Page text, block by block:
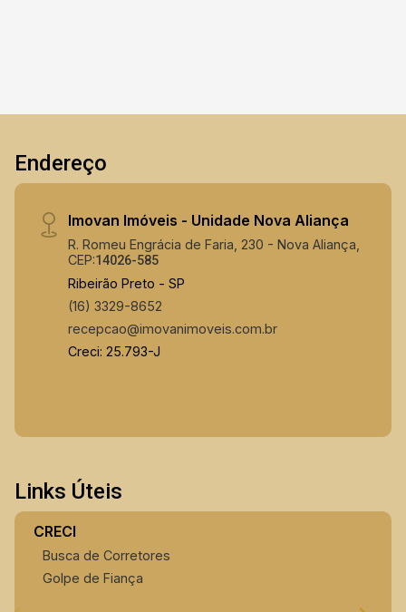
Endereço
Imovan Imóveis - Unidade Nova Aliança
R. Romeu Engrácia de Faria, 230 - Nova Aliança,
CEP:14026-585
Ribeirão Preto - SP
(16) 3329-8652
recepcao@imovanimoveis.com.br
Creci: 25.793-J
Links Úteis
CRECI
Busca de Corretores
Golpe de Fiança